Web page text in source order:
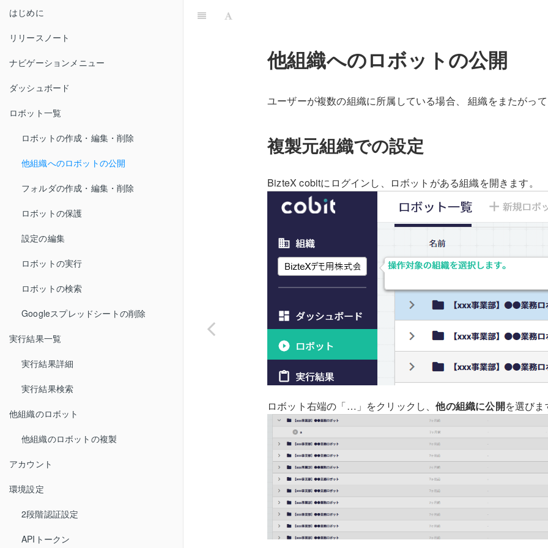
はじめに
リリースノート
ナビゲーションメニュー
ダッシュボード
ロボット一覧
ロボットの作成・編集・削除
他組織へのロボットの公開
フォルダの作成・編集・削除
ロボットの保護
設定の編集
ロボットの実行
ロボットの検索
Googleスプレッドシートの削除
実行結果一覧
実行結果詳細
実行結果検索
他組織のロボット
他組織のロボットの複製
アカウント
環境設定
2段階認証設定
APIトークン
他組織へのロボットの公開
ユーザーが複数の組織に所属している場合、 組織をまたがっ
複製元組織での設定
BizteX cobitにログインし、ロボットがある組織を開きます。
ロボット右端の「…」をクリックし、他の組織に公開を選びま